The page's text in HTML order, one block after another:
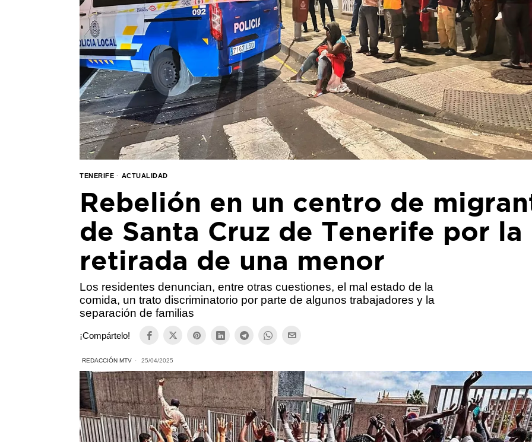
TENERIFE · ACTUALIDAD
Rebelión en un centro de
de Santa Cruz de Tenerife por la
retirada de una menor
Los residentes denuncian, entre otras cuestiones, el mal estado de la
comida, un trato discriminatorio por parte de algunos trabajadores y la
separación de familias
¡Compártelo!
REDACCIÓN MTV 25/04/2025